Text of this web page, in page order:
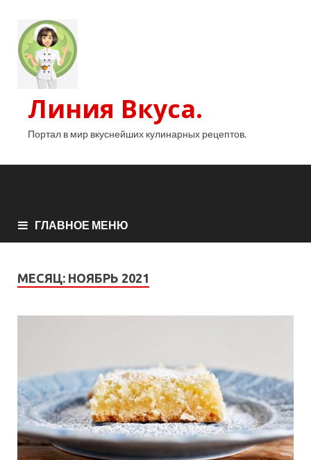
Линия Вкуса.
Портал в мир вкуснейших кулинарных рецептов.
ГЛАВНОЕ МЕНЮ
МЕСЯЦ: НОЯБРЬ 2021